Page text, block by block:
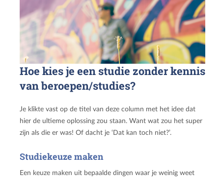
Hoe kies je een studie zonder kennis
van beroepen/studies?
Je klikte vast op de titel van deze column met het idee dat
hier de ultieme oplossing zou staan. Want wat zou het super
zijn als die er was! Of dacht je ‘Dat kan toch niet?’.
Studiekeuze maken
Een keuze maken uit bepaalde dingen waar je weinig weet